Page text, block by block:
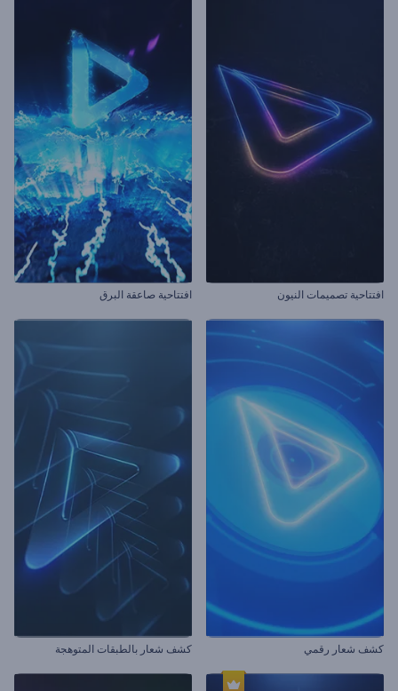
افتتاحية تصميمات النيون افتتاحية صاعقة البرق
كشف شعار رقمي كشف شعار بالطبقات المتوهجة